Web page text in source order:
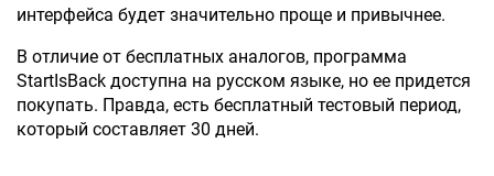
интерфейса будет значительно проще и привычнее.
В отличие от бесплатных аналогов, программа
StartIsBack доступна на русском языке, но ее придется
покупать. Правда, есть бесплатный тестовый период,
который составляет 30 дней.